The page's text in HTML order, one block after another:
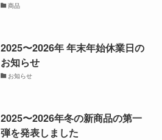
商品
2025〜2026年 年末年始休業日の
お知らせ
お知らせ
2025〜2026年冬の新商品の第一
弾を発表しました